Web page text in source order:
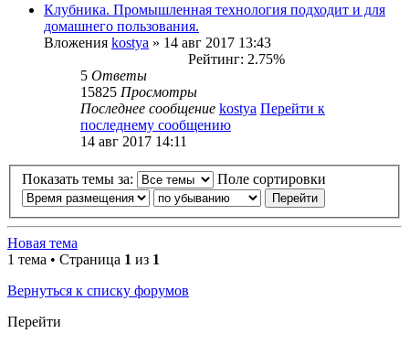
Клубника. Промышленная технология подходит и для
домашнего пользования.
Вложения kostya » 14 авг 2017 13:43
Рейтинг: 2.75%
5 Ответы
15825 Просмотры
Последнее сообщение kostya Перейти к
последнему сообщению
14 авг 2017 14:11
Показать темы за: Поле сортировки
Новая тема
1 тема • Страница 1 из 1
Вернуться к списку форумов
Перейти